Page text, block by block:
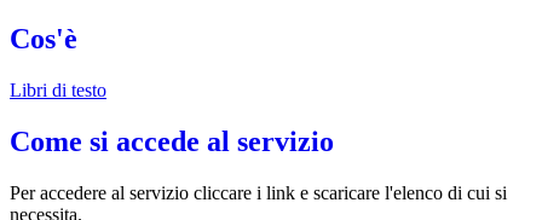
Cos'è
Libri di testo
Come si accede al servizio
Per accedere al servizio cliccare i link e scaricare l'elenco di cui si
necessita.